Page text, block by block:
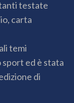
testate
carta
temi
ed è stata
di